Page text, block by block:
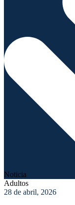
Noticia
Adultos
28 de abril, 2026